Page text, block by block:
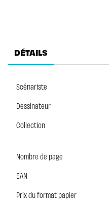
DÉTAILS
Scénariste
Dessinateur
Collection
Nombre de page
EAN
Prix du format papier